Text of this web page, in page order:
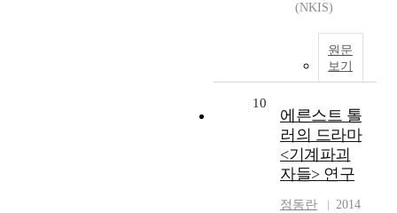
(NKIS)
원문
보기
10
에른스트 톨
러의 드라마
<기계파괴
자들> 연구
정동란
2014